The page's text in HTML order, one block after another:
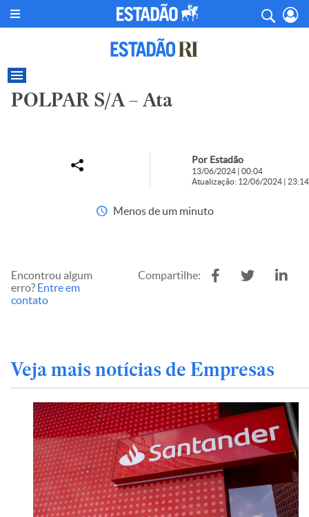
POLPAR S/A – Ata
Por Estadão
13/06/2024 | 00:04
Atualização: 12/06/2024 | 23:14
Menos de um minuto
Encontrou algum
erro? Entre em
contato
Compartilhe:
Veja mais notícias de Empresas